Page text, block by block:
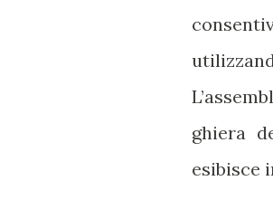
ghiera
esibisce